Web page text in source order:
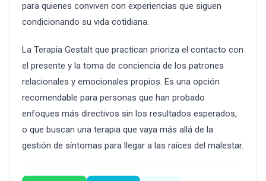
para quienes conviven con experiencias que siguen
condicionando su vida cotidiana.
La Terapia Gestalt que practican prioriza el contacto con
el presente y la toma de conciencia de los patrones
relacionales y emocionales propios. Es una opción
recomendable para personas que han probado
enfoques más directivos sin los resultados esperados,
o que buscan una terapia que vaya más allá de la
gestión de síntomas para llegar a las raíces del malestar.